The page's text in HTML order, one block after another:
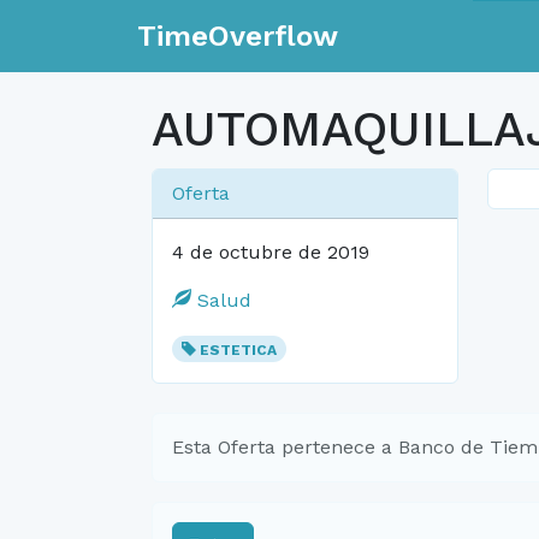
TimeOverflow
Oferta
4 de octubre de 2019
Salud
ESTETICA
Esta Oferta pertenece a Banco de